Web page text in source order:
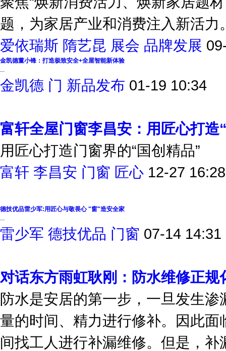
题，为家居产业和消费注入新活力
爱依瑞斯 隋艺昆 展会 品牌发展
金凯德董小锋：打造极致安全+全屋智能新体验
...
金凯德 门 新品发布 01-19 10:34
富轩全屋门窗李昌安：用匠心打造
用匠心打造门窗界的“国创精品”
富轩 李昌安 门窗 匠心 12-27 16:28
德技优品雷少军:用匠心与敬畏心 "窗"造安全家
...
雷少军 德技优品 门窗 07-14 14:31
对话东方雨虹耿刚：防水维修正规
防水是安居的第一步，一旦发生
量的时间、精力进行修补。因此
间找工人进行补漏维修。但是，